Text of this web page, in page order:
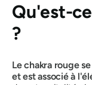
Qu'est-
?
Le chakra rouge
et est associé à